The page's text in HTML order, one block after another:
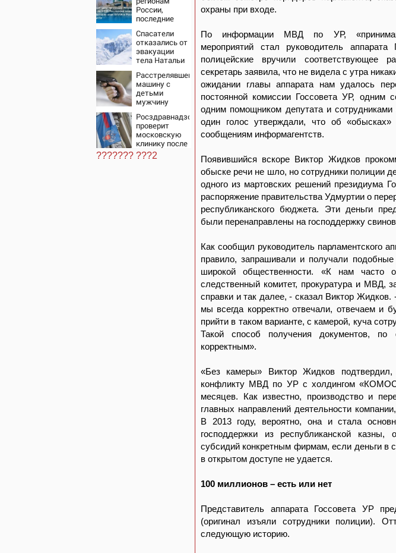
роман
Бондарчука и
Исаковой
России,
последние
августа 2026:
последствия,
атаки на
склады
Wildberries,
состояние
пострадавших
Спасатели
отказались от
эвакуации
тела Натальи
с
семитысячника
Расстрелявшего
машину с
детьми
мужчину
решением
суда
Росздравнадзор
проверит
московскую
клинику после
ухудшения
состояния
??????? ???2
охраны при входе.
По информации МВД по УР,
мероприятий стал руководитель
полицейские вручили соответствующее
секретарь заявила, что не видела с утра
ожидании главы аппарата нам удалось
постоянной комиссии Госсовета УР, одним
одним помощником депутата и
один голос утверждали, что об
сообщениям информагентств.
Появившийся вскоре Виктор Жидков
обыске речи не шло, но сотрудники полиции
одного из мартовских решений президиума
распоряжение правительства Удмуртии о
республиканского бюджета. Эти деньги
были перенаправлены на господдержку
Как сообщил руководитель парламентского
правило, запрашивали и получали
широкой общественности. «К нам часто
следственный комитет, прокуратура и МВД,
справки и так далее, - сказал Виктор
мы всегда корректно отвечали, отвечаем и
прийти в таком варианте, с камерой, куча
Такой способ получения документов,
корректным».
«Без камеры» Виктор Жидков
конфликту МВД по УР с холдингом
месяцев. Как известно, производство и
главных направлений деятельности
В 2013 году, вероятно, она и стала
господдержки из республиканской
субсидий конкретным фирмам, если деньги
в открытом доступе не удается.
100 миллионов – есть или нет
Представитель аппарата Госсовета УР
(оригинал изъяли сотрудники полиции).
следующую историю.